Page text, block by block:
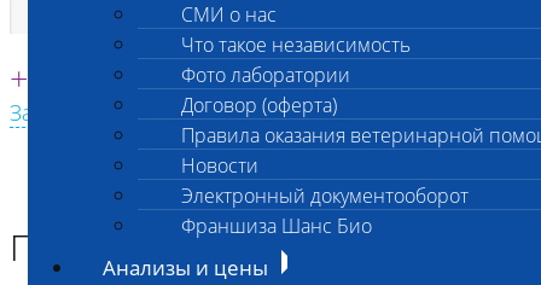
Единая круглосуточная справочная
+7 495 260 0 260
Заказать звонок с сайта
СМИ о нас
Что такое независимость
Фото лаборатории
Договор (оферта)
Правила оказания ветеринарной
Новости
Электронный документооборот
Франшиза Шанс Био
Анализы и цены
Главная страница
Анализы и цены
ПРОЧИЕ УСЛУГИ
ПРОЧИЕ УСЛУГИ